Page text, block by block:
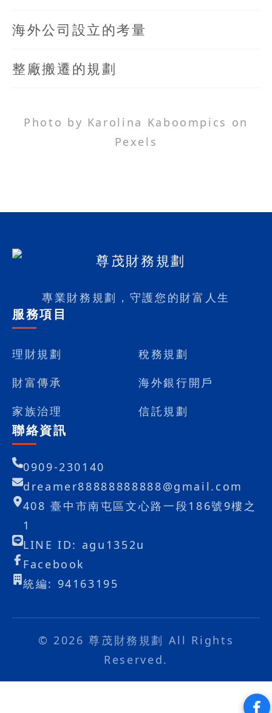
海外公司設立的考量
整廠搬遷的規劃
Photo by Karolina Kaboompics on
Pexels
專業財務規劃，守護您的財富人生
服務項目
理財規劃
稅務規劃
財富傳承
海外銀行開戶
家族治理
信託規劃
聯絡資訊
0909-230140
dreamer88888888888@gmail.com
408 臺中市南屯區文心路一段186號9樓之
1
LINE ID: agu1352u
Facebook
統編: 94163195
© 2026 尊茂財務規劃 All Rights
Reserved.